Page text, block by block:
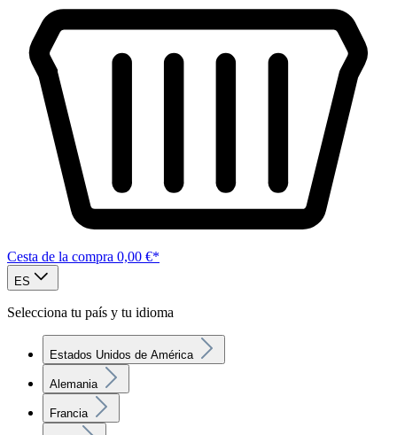
Cesta de la compra 0,00 €*
ES
Selecciona tu país y tu idioma
Estados Unidos de América
Alemania
Francia